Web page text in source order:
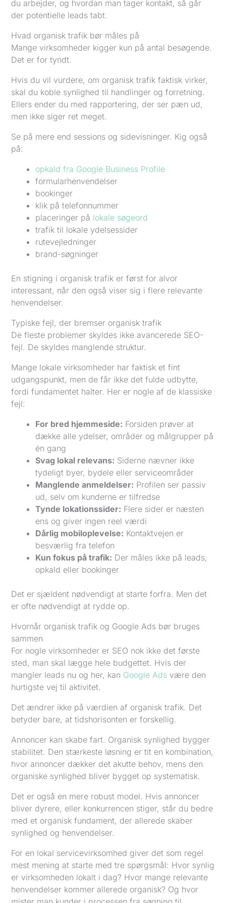
du arbejder, og hvordan man tager kontakt, så går
der potentielle leads tabt.
Hvad organisk trafik bør måles på
Mange virksomheder kigger kun på antal besøgende.
Det er for tyndt.
Hvis du vil vurdere, om organisk trafik faktisk virker,
skal du koble synlighed til handlinger og forretning.
Ellers ender du med rapportering, der ser pæn ud,
men ikke siger ret meget.
Se på mere end sessions og sidevisninger. Kig også
på:
opkald fra Google Business Profile
formularhenvendelser
bookinger
klik på telefonnummer
placeringer på lokale søgeord
trafik til lokale ydelsessider
rutevejledninger
brand-søgninger
En stigning i organisk trafik er først for alvor
interessant, når den også viser sig i flere relevante
henvendelser.
Typiske fejl, der bremser organisk trafik
De fleste problemer skyldes ikke avancerede SEO-
fejl. De skyldes manglende struktur.
Mange lokale virksomheder har faktisk et fint
udgangspunkt, men de får ikke det fulde udbytte,
fordi fundamentet halter. Her er nogle af de klassiske
fejl:
For bred hjemmeside: Forsiden prøver at
dække alle ydelser, områder og målgrupper på
én gang
Svag lokal relevans: Siderne nævner ikke
tydeligt byer, bydele eller serviceområder
Manglende anmeldelser: Profilen ser passiv
ud, selv om kunderne er tilfredse
Tynde lokationssider: Flere sider er næsten
ens og giver ingen reel værdi
Dårlig mobiloplevelse: Kontaktvejen er
besværlig fra telefon
Kun fokus på trafik: Der måles ikke på leads,
opkald eller bookinger
Det er sjældent nødvendigt at starte forfra. Men det
er ofte nødvendigt at rydde op.
Hvornår organisk trafik og Google Ads bør bruges
sammen
For nogle virksomheder er SEO nok ikke det første
sted, man skal lægge hele budgettet. Hvis der
mangler leads nu og her, kan Google Ads være den
hurtigste vej til aktivitet.
Det ændrer ikke på værdien af organisk trafik. Det
betyder bare, at tidshorisonten er forskellig.
Annoncer kan skabe fart. Organisk synlighed bygger
stabilitet. Den stærkeste løsning er tit en kombination,
hvor annoncer dækker det akutte behov, mens den
organiske synlighed bliver bygget op systematisk.
Det er også en mere robust model. Hvis annoncer
bliver dyrere, eller konkurrencen stiger, står du bedre
med et organisk fundament, der allerede skaber
synlighed og henvendelser.
For en lokal servicevirksomhed giver det som regel
mest mening at starte med tre spørgsmål: Hvor synlig
er virksomheden lokalt i dag? Hvor mange relevante
henvendelser kommer allerede organisk? Og hvor